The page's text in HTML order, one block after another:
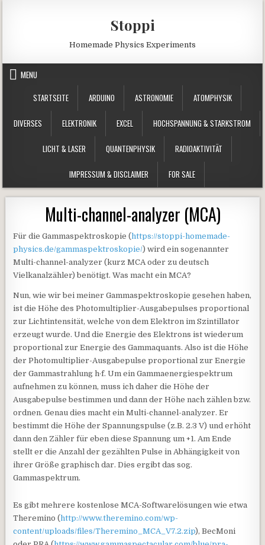
Stoppi
Homemade Physics Experiments
MENU
STARTSEITE
ARDUINO ASTRONOMIE ATOMPHYSIK
DIVERSES ELEKTRONIK EXCEL HOCHSPANNUNG & STARKSTROM
LICHT & LASER QUANTENPHYSIK RADIOAKTIVITÄT
IMPRESSUM & DISCLAIMER FOR SALE
Multi-channel-analyzer (MCA)
Für die Gammaspektroskopie (https://stoppi-homemade-
physics.de/gammaspektroskopie/) wird ein sogenannter
Multi-channel-analyzer (kurz MCA oder zu deutsch
Vielkanalzähler) benötigt. Was macht ein MCA?
Nun, wie wir bei meiner Gammaspektroskopie gesehen haben,
ist die Höhe des Photomultiplier-Ausgabepulses proportional
zur Lichtintensität, welche von dem Elektron im Szintillator
erzeugt wurde. Und die Energie des Elektrons ist wiederum
proportional zur Energie des Gammaquants. Also ist die Höhe
der Photomultiplier-Ausgabepulse proportional zur Energie
der Gammastrahlung h·f. Um ein Gammaenergiespektrum
aufnehmen zu können, muss ich daher die Höhe der
Ausgabepulse bestimmen und dann der Höhe nach zählen bzw.
ordnen. Genau dies macht ein Multi-channel-analyzer. Er
bestimmt die Höhe der Spannungspulse (z.B. 2.3 V) und erhöht
dann den Zähler für eben diese Spannung um +1. Am Ende
stellt er die Anzahl der gezählten Pulse in Abhängigkeit von
ihrer Größe graphisch dar. Dies ergibt das sog.
Gammaspektrum.
Es gibt mehrere kostenlose MCA-Softwarelösungen wie etwa
Theremino (http://www.theremino.com/wp-
content/uploads/files/Theremino_MCA_V7.2.zip), BecMoni